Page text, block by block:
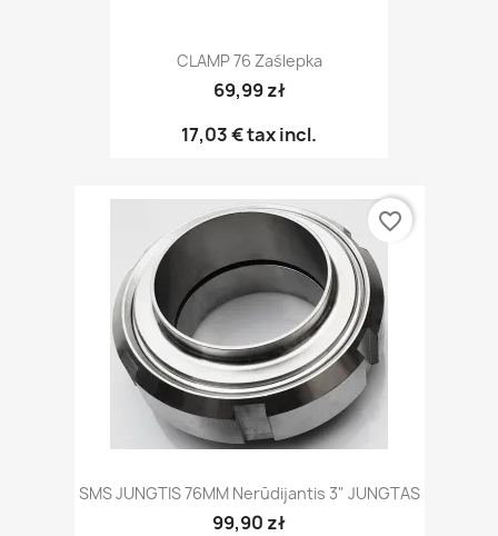
CLAMP 76 Zaślepka
69,99 zł
17,03 €tax incl.
SMS JUNGTIS 76MM Nerūdijantis 3" JUNGTAS
99,90 zł
favorite_border